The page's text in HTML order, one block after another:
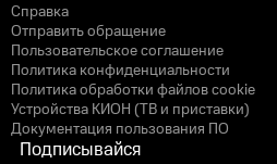
Справка
Отправить обращение
Пользовательское соглашение
Политика конфиденциальности
Политика обработки файлов cookie
Устройства КИОН (ТВ и приставки)
Документация пользования ПО
Подписывайся